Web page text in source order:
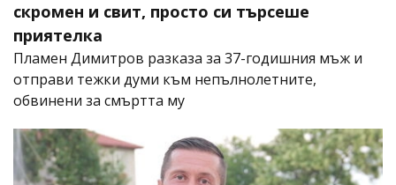
скромен и свит, просто си търсеше
приятелка
Пламен Димитров разказа за 37-годишния мъж и
отправи тежки думи към непълнолетните,
обвинени за смъртта му